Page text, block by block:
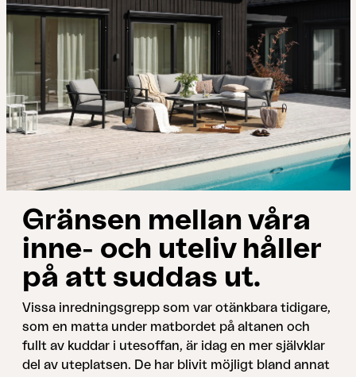
Gränsen mellan våra
inne- och uteliv håller
på att suddas ut.
Vissa inredningsgrepp som var otänkbara tidigare,
som en matta under matbordet på altanen och
fullt av kuddar i utesoffan, är idag en mer självklar
del av uteplatsen. De har blivit möjligt bland annat